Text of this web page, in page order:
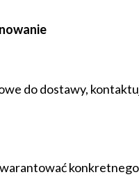
do dostawy,